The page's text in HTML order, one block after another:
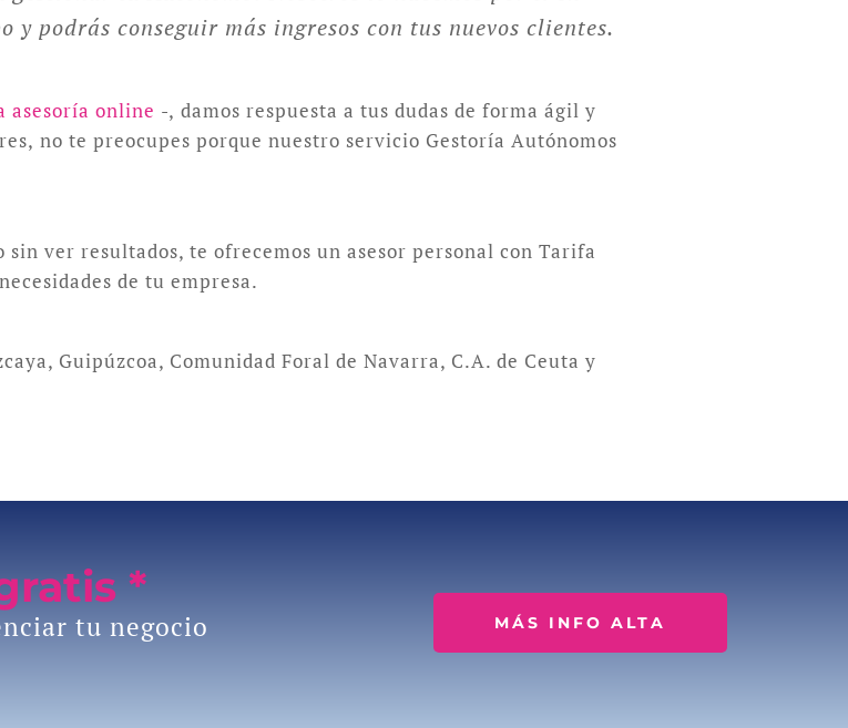
podrás conseguir más ingresos con tus nuevos clientes.
asesoría online -, damos respuesta a tus dudas de forma ágil y
no te preocupes porque nuestro servicio Gestoría Autónomos
ver resultados, te ofrecemos un asesor personal con Tarifa
de tu empresa.
Guipúzcoa, Comunidad Foral de Navarra, C.A. de Ceuta y
*
tu negocio MÁS INFO ALTA